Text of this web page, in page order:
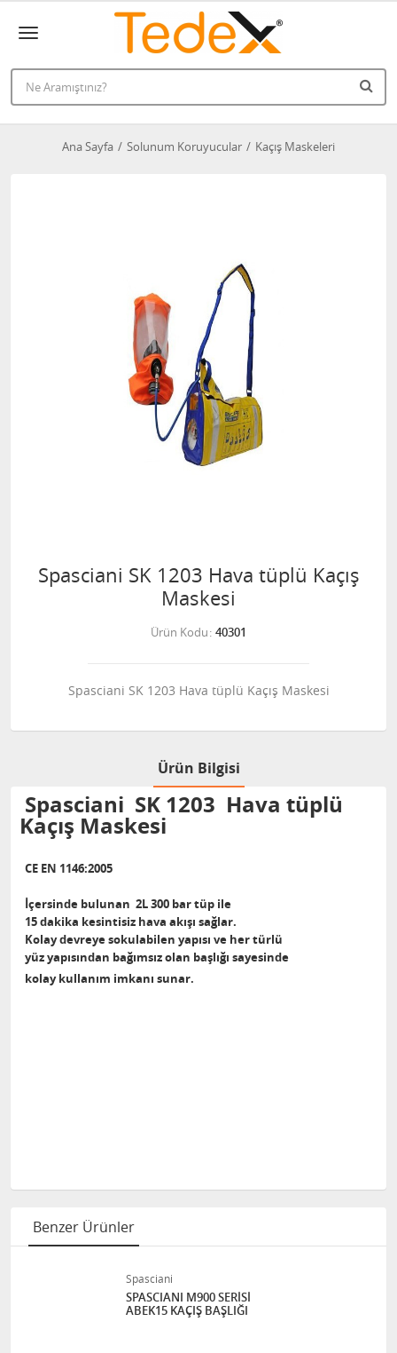
Ana Sayfa Solunum Koruyucular Kaçış Maskeleri
Spasciani SK 1203 Hava tüplü Kaçış
Maskesi
Ürün Kodu 40301
Spasciani SK 1203 Hava tüplü Kaçış Maskesi
Ürün Bilgisi
Spasciani SK 1203 Hava tüplü
Kaçış Maskesi
CE EN 1146:2005
İçersinde bulunan 2L 300 bar tüp ile
15 dakika kesintisiz hava akışı sağlar.
Kolay devreye sokulabilen yapısı ve her türlü
yüz yapısından bağımsız olan başlığı sayesinde
kolay kullanım imkanı sunar.
Benzer Ürünler
Spasciani
SPASCIANI M900 SERİSİ
ABEK15 KAÇIŞ BAŞLIĞI